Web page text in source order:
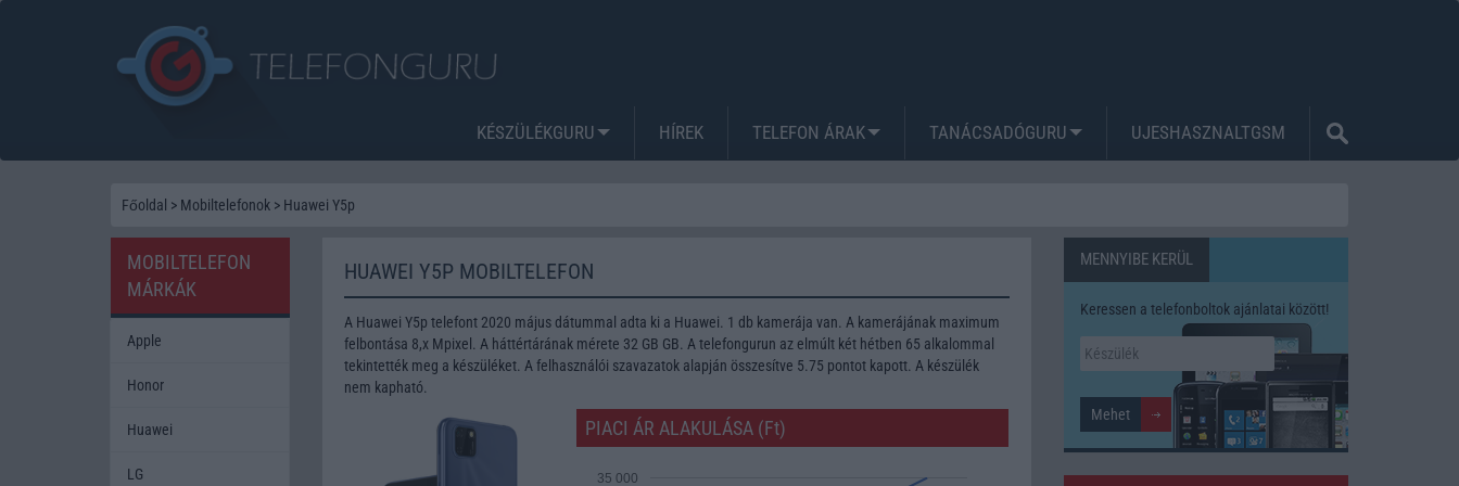
KÉSZÜLÉKGURU HÍREK TELEFON ÁRAK TANÁCSADÓGURU UJESHASZNALTGSM
Főoldal > Mobiltelefonok > Huawei Y5p
HUAWEI Y5P MOBILTELEFON
A Huawei Y5p telefont 2020 május dátummal adta ki a Huawei. 1 db kamerája van. A kamerájának maximum
felbontása 8,x Mpixel. A háttértárának mérete 32 GB GB. A telefongurun az elmúlt két hétben 65 alkalommal
tekintették meg a készüléket. A felhasználói szavazatok alapján összesítve 5.75 pontot kapott. A készülék
nem kapható.
PIACI ÁR ALAKULÁSA (Ft)
35 000
MENNYIBE KERÜL
Keressen a telefonboltok ajánlatai között!
MOBILTELEFON
MÁRKÁK
Apple
Honor
Huawei
LG